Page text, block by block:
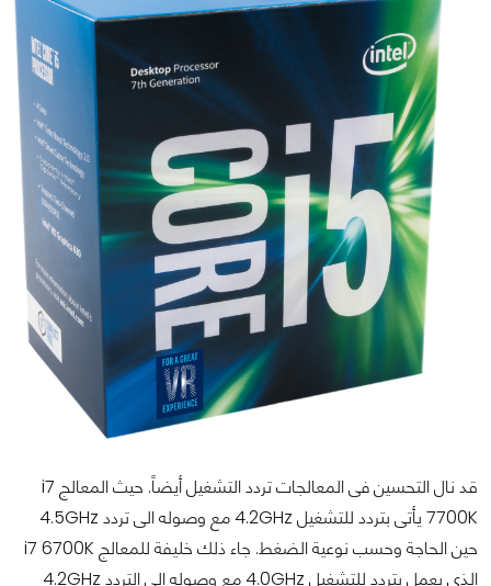
قد نال التحسين فى المعالجات تردد التشغيل أيضاً. حيث المعالج i7
7700K يأتى بتردد للتشغيل 4.2GHz مع وصوله الى تردد 4.5GHz
حين الحاجة وحسب نوعية الضغط. جاء ذلك خليفة للمعالج i7 6700K
الذى يعمل بتردد للتشغيل 4.0GHz مع وصوله الى التردد 4.2GHz